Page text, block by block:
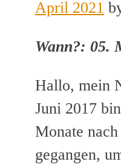
April 2021
Wann?: 05.
Hallo, mein
Juni 2017
Monate
gegangen,